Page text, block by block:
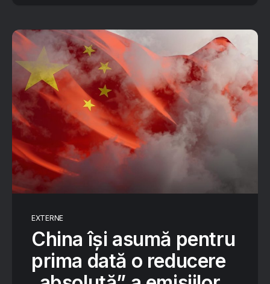
EXTERNE
China își asumă pentru
prima dată o reducere